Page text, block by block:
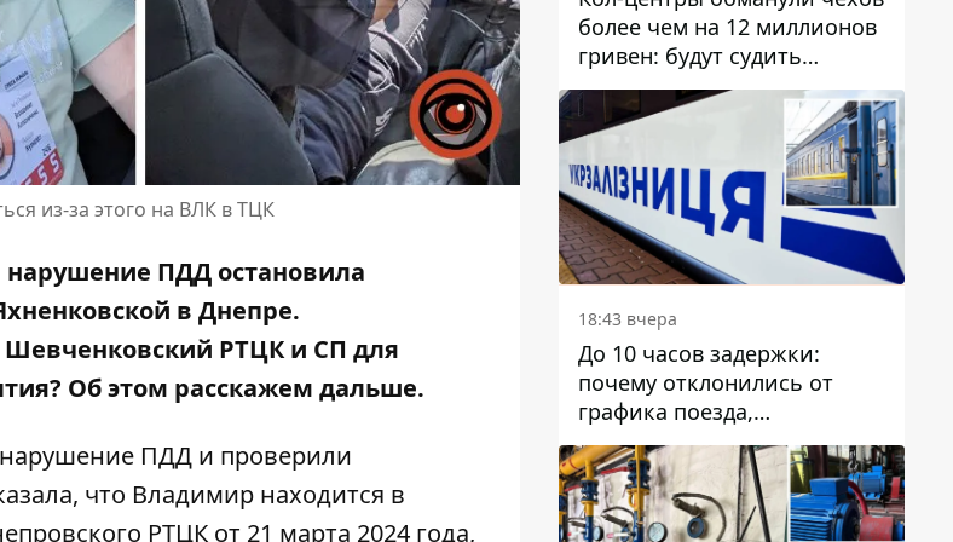
из-за этого на ВЛК в ТЦК
ПДД остановила
в ​​Днепре.
РТЦК и СП для
Об этом расскажем дальше.
ПДД и проверили
что Владимир находится в
РТЦК от 21 марта 2024 года,
более чем на 12 миллионов
гривен: будут судить
днепрянина,
организовавшего
транснациональную
преступную организацию
18:43 вчера
До 10 часов задержки:
почему отклонились от
графика поезда,
курсирующие через Днепр
и область